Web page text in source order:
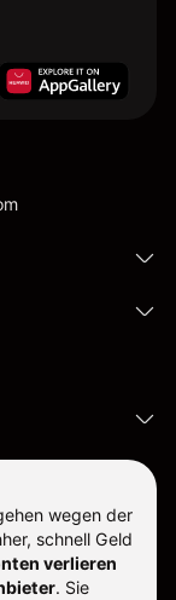
wegen der
schnell Geld
verlieren
. Sie